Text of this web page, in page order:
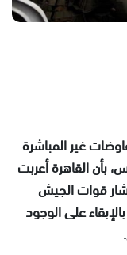
غير المباشرة
بأن القاهرة أعربت
قوات الجيش
على الوجود